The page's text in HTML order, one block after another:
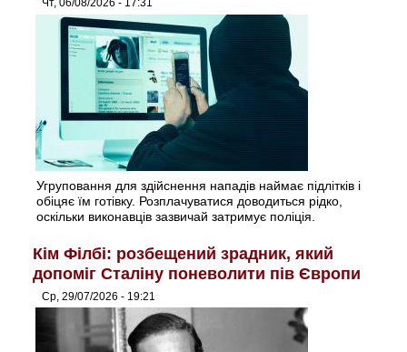
Чт, 06/08/2026 - 17:31
Угруповання для здійснення нападів наймає підлітків і
обіцяє їм готівку. Розплачуватися доводиться рідко,
оскільки виконавців зазвичай затримує поліція.
Кім Філбі: розбещений зрадник, який
допоміг Сталіну поневолити пів Європи
Ср, 29/07/2026 - 19:21